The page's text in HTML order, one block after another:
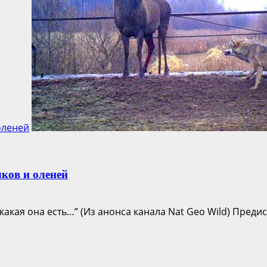
и оленей
она есть…” (Из анонса канала Nat Geo Wild)